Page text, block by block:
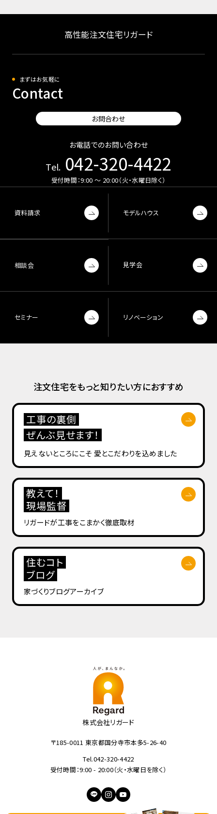
高性能注文住宅リガード
まずはお気軽に
Contact
お問合わせ
お電話でのお問い合わせ
Tel. 042-320-4422
受付時間：9:00 〜 20:00（火・水曜日除く）
資料請求 モデルハウス
相談会 見学会
セミナー リノベーション
注文住宅をもっと知りたい方におすすめ
工事の裏側
ぜんぶ見せます！
見えないところにこそ 愛とこだわりを込めました
教えて！
現場監督
リガードが工事をこまかく徹底取材
住むコト
ブログ
家づくりブログアーカイブ
株式会社リガード
〒185-0011 東京都国分寺市本多5-26-40
Tel.042-320-4422
受付時間：9:00 - 20:00（火・水曜日を除く）